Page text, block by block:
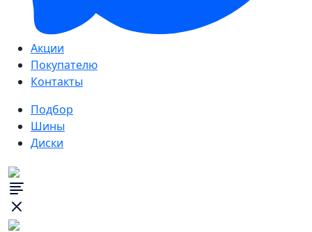
Акции
Покупателю
Контакты
Подбор
Шины
Диски